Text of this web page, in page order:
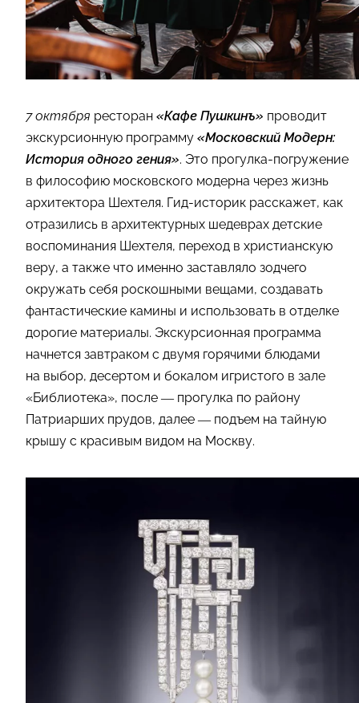
7 октября ресторан «Кафе Пушкинъ» проводит
экскурсионную программу «Московский Модерн:
История одного гения». Это прогулка-погружение
в философию московского модерна через жизнь
архитектора Шехтеля. Гид-историк расскажет, как
отразились в архитектурных шедеврах детские
воспоминания Шехтеля, переход в христианскую
веру, а также что именно заставляло зодчего
окружать себя роскошными вещами, создавать
фантастические камины и использовать в отделке
дорогие материалы. Экскурсионная программа
начнется завтраком с двумя горячими блюдами
на выбор, десертом и бокалом игристого в зале
«Библиотека», после — прогулка по району
Патриарших прудов, далее — подъем на тайную
крышу с красивым видом на Москву.